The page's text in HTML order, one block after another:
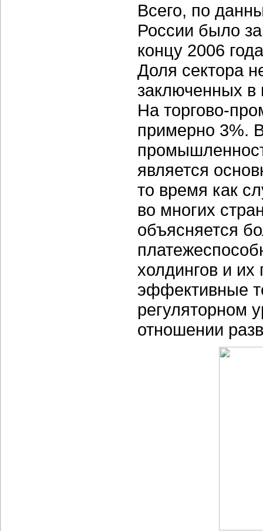
Всего, по
России было
концу 2006
Доля сектора
заключенных в
На торгово-
примерно 3%.
является
то время как
во многих
объясняется
холдингов и их
эффективные
регуляторном
отношении